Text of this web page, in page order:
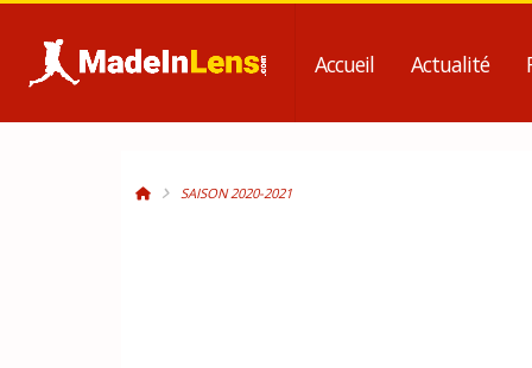
Accueil Actualité
SAISON 2020-2021